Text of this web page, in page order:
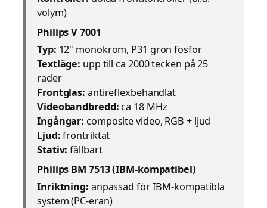
volym)
Philips V 7001
Typ: 12" monokrom, P31 grön fosfor
Textläge: upp till ca 2000 tecken på 25
rader
Frontglas: antireflexbehandlat
Videobandbredd: ca 18 MHz
Ingångar: composite video, RGB + ljud
Ljud:frontriktat
Stativ: fällbart
Philips BM 7513 (IBM-kompatibel)
Inriktning: anpassad för IBM-kompatibla
system (PC-eran)